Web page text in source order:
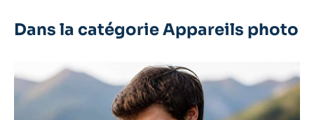
Dans la catégorie Appareils photo